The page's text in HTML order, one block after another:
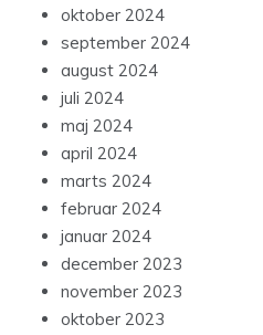
oktober 2024
september 2024
august 2024
juli 2024
maj 2024
april 2024
marts 2024
februar 2024
januar 2024
december 2023
november 2023
oktober 2023